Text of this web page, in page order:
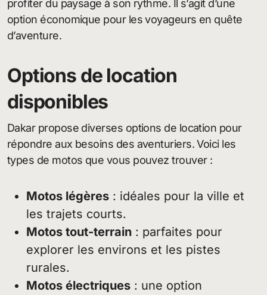
profiter du paysage à son rythme. Il s’agit d’une
option économique pour les voyageurs en quête
d’aventure.
Options de location
disponibles
Dakar propose diverses options de location pour
répondre aux besoins des aventuriers. Voici les
types de motos que vous pouvez trouver :
Motos légères : idéales pour la ville et
les trajets courts.
Motos tout-terrain : parfaites pour
explorer les environs et les pistes
rurales.
Motos électriques : une option